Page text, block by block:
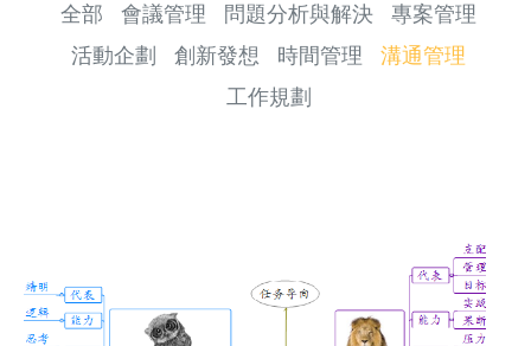
全部 會議管理 問題分析與解決
專案管理
活動企劃
創新發想 時間管理
溝通管理
工作規劃